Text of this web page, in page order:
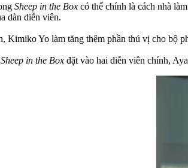
Sheep in the Box có thể chính là cách nhà
dàn diễn viên.
Kimiko Yo làm tăng thêm phần thú vị cho bộ
Sheep in the Box đặt vào hai diễn viên chính,